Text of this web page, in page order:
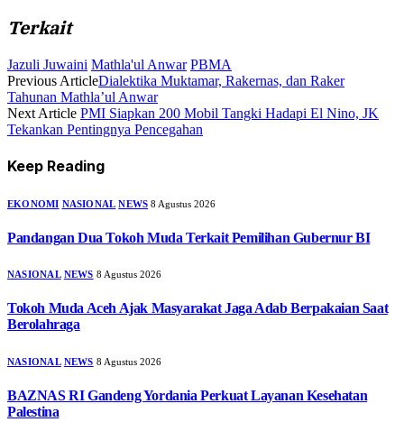
Terkait
Jazuli Juwaini Mathla'ul Anwar PBMA
Previous ArticleDialektika Muktamar, Rakernas, dan Raker
Tahunan Mathla’ul Anwar
Next Article PMI Siapkan 200 Mobil Tangki Hadapi El Nino, JK
Tekankan Pentingnya Pencegahan
Keep Reading
EKONOMI NASIONAL NEWS 8 Agustus 2026
Pandangan Dua Tokoh Muda Terkait Pemilihan Gubernur BI
NASIONAL NEWS 8 Agustus 2026
Tokoh Muda Aceh Ajak Masyarakat Jaga Adab Berpakaian Saat
Berolahraga
NASIONAL NEWS 8 Agustus 2026
BAZNAS RI Gandeng Yordania Perkuat Layanan Kesehatan
Palestina